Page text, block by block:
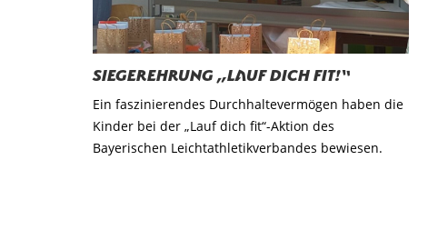
Siegerehrung „Lauf dich fit!“
Ein faszinierendes Durchhaltevermögen haben die
Kinder bei der „Lauf dich fit“-Aktion des
Bayerischen Leichtathletikverbandes bewiesen.